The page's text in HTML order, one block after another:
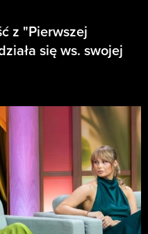
z "Pierwszej
się ws. swojej